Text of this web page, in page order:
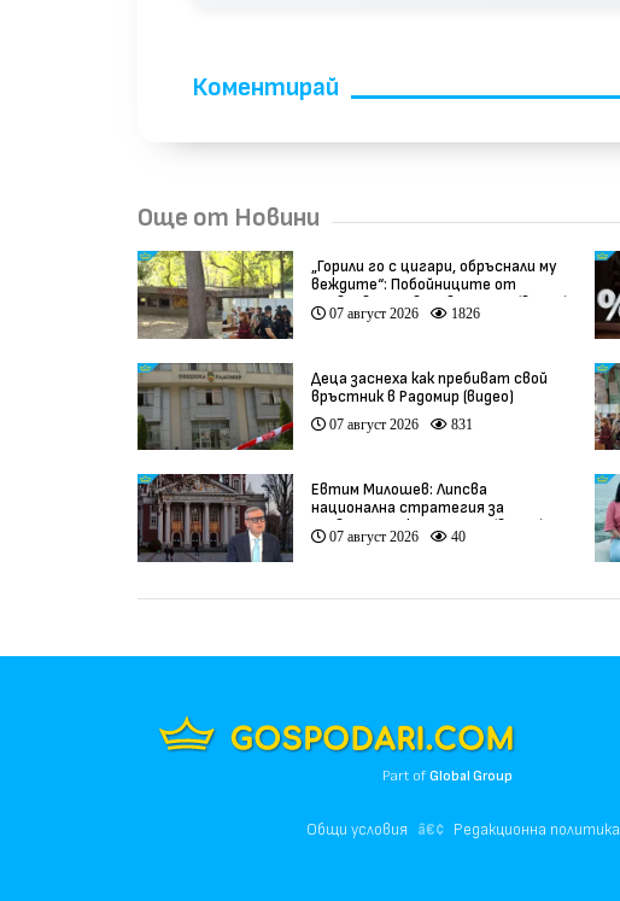
Коментирай
Още от Новини
„Горили го с цигари, обръснали му
веждите“: Побойниците от
Пловдив остават в ареста (видео)
07 август 2026 1826
Деца заснеха как пребиват свой
връстник в Радомир (видео)
07 август 2026 831
Евтим Милошев: Липсва
национална стратегия за
развитие на културата (видео)
07 август 2026 40
Part ofGlobal Group
Общи условия Редакционна политика